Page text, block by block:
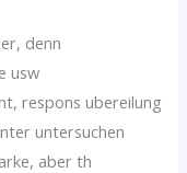
denn
usw
respons ubereilung
untersuchen
aber th